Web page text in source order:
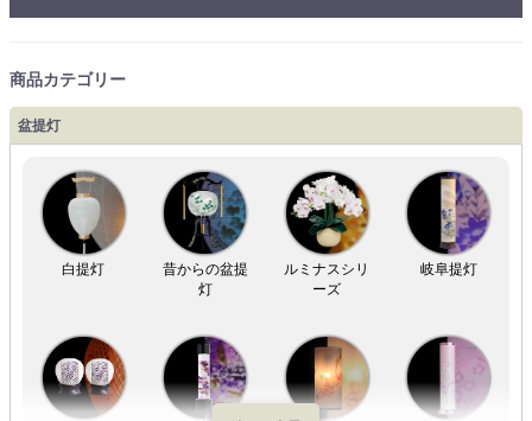
商品カテゴリー
盆提灯
白提灯
昔からの盆提
灯
ルミナスシリ
ーズ
岐阜提灯